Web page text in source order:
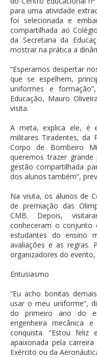
para uma atividade
foi selecionada e
compartilhada ao
da Secretaria da
mostrar na prática a
“Esperamos despertar
que se espelhem,
uniformes e
Educação, Mauro
visita.
A meta, explica ele, é
militares Tiradentes, da
Corpo de Bombeiro
queremos trazer
gestão compartilhada
dos alunos também”,
Na visita, os alunos de
de premiação das
CMB. Depois,
conheceram o conjunto
estudantes do ensino
avaliações e as regras.
organizadores do
Entusiasmo
“Eu acho bonitas
usar o meu uniforme”,
do primeiro ano do
engenheira mecânica
conquista. “Estou
apaixonada pela
Exército ou da